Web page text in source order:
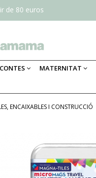
de 80 euros
MATERNITAT
ENCAIXABLES I CONSTRUCCIÓ